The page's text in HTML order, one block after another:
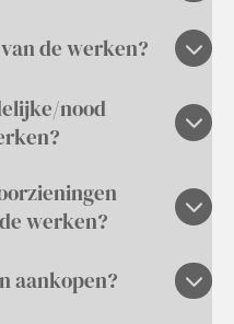
de werken?
nood
werken?
aankopen?